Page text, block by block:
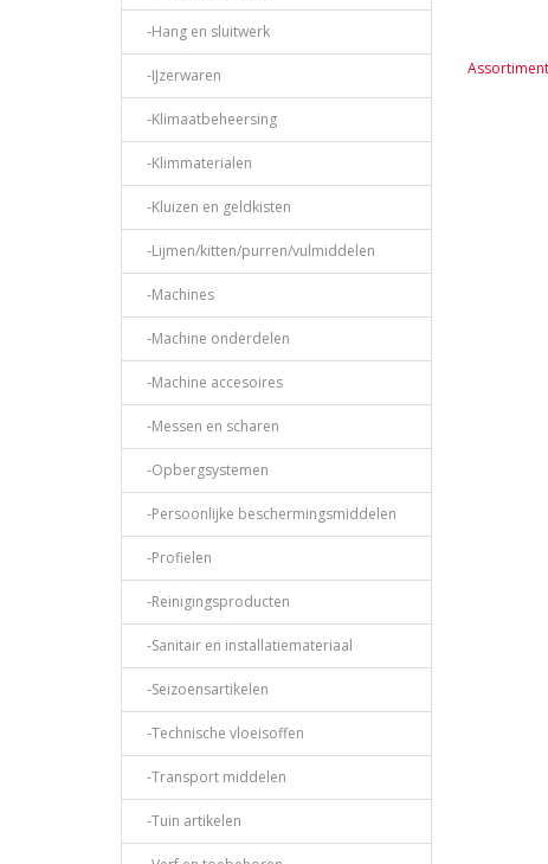
-Hang en sluitwerk
-IJzerwaren
-Klimaatbeheersing
-Klimmaterialen
-Kluizen en geldkisten
-Lijmen/kitten/purren/vulmiddelen
-Machines
-Machine onderdelen
-Machine accesoires
-Messen en scharen
-Opbergsystemen
-Persoonlijke beschermingsmiddelen
-Profielen
-Reinigingsproducten
-Sanitair en installatiemateriaal
-Seizoensartikelen
-Technische vloeisoffen
-Transport middelen
-Tuin artikelen